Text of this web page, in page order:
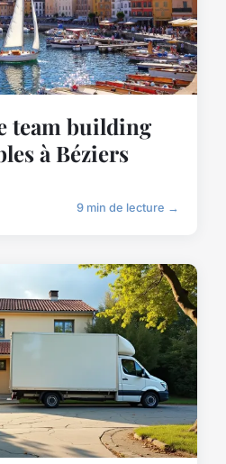
team building
à Béziers
9 min de lecture →